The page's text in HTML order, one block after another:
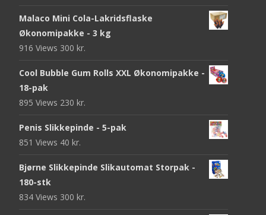
Malaco Mini Cola-Lakridsflaske
Økonomipakke - 3 kg
916 Views 300 kr.
Cool Bubble Gum Rolls XXL Økonomipakke -
18-pak
895 Views 230 kr.
Penis Slikkepinde - 5-pak
851 Views 40 kr.
Bjørne Slikkepinde Slikautomat Storpak -
180-stk
834 Views 300 kr.